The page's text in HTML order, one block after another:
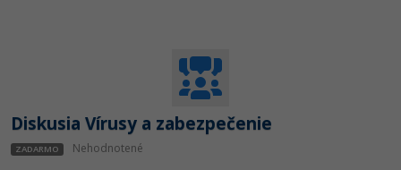
Diskusia Vírusy a zabezpečenie
ZADARMO Nehodnotené